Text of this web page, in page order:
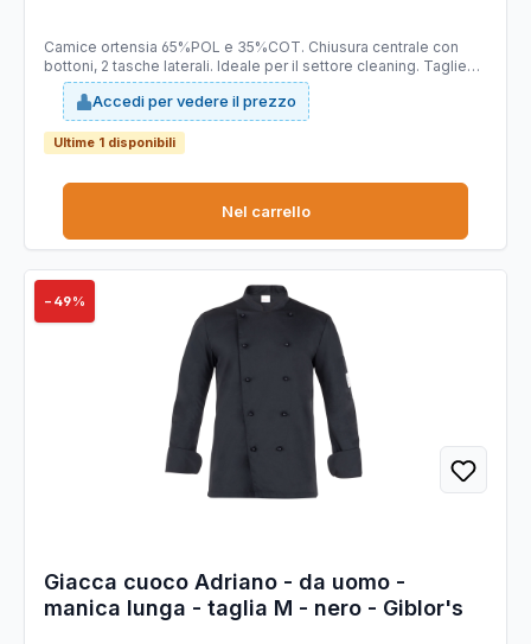
Camice ortensia 65%POL e 35%COT. Chiusura centrale con
bottoni, 2 tasche laterali. Ideale per il settore cleaning. Taglie
disponibili: da XS - 4XL. Slim fit.
Accedi per vedere il prezzo
Ultime 1 disponibili
Nel carrello
−49%
Giacca cuoco Adriano - da uomo -
manica lunga - taglia M - nero - Giblor's